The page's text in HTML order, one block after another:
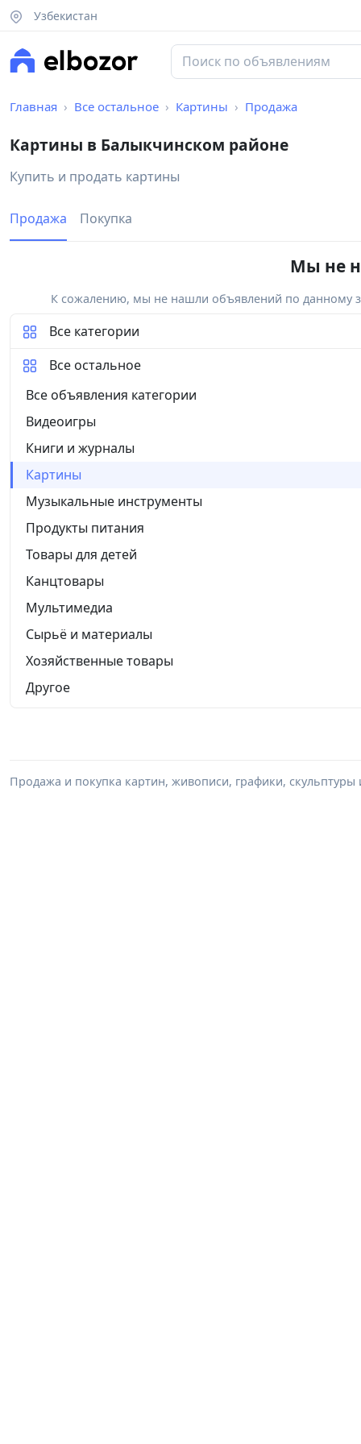
Узбекистан
Главная Все остальное Картины Продажа
Картины в Балыкчинском районе
Купить и продать картины
Продажа Покупка
Мы не
К сожалению, мы не нашли объявлений по данному
Все категории
Все остальное
Все объявления категории
Видеоигры
Книги и журналы
Картины
Музыкальные инструменты
Продукты питания
Товары для детей
Канцтовары
Мультимедиа
Сырьё и материалы
Хозяйственные товары
Другое
Продажа и покупка картин, живописи, графики, скульптуры